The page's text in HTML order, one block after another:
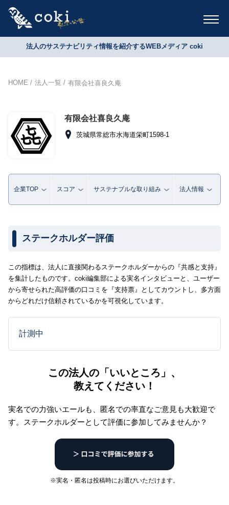
法人のサステナビリティ情報を紹介するWEBメディア coki
HOME 法人一覧 有限会社喜良久庵
有限会社喜良久庵
茨城県常総市水海道栄町1598-1
企業TOP スコア サステナブルな取り組み 法人情報
ステークホルダー評価
この指標は、法人に直接関わるステークホルダーからの『共感と支持』
を集計したものです。coki編集部による実名インタビューと、ユーザー
から寄せられた高評価の口コミを『支持票』としてカウントし、多方面
からどれだけ信頼されているかを可視化しています。
計測中
この法人の「いいところ」、
教えてください！
実名での力強いエールも、匿名での率直なご意見も大歓迎で
す。
ステークホルダーとして評価に参加してみませんか？
※実名・匿名は投稿時にお選びいただけます。